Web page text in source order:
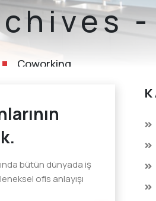
Coworking
bütün dünyada iş
ofis anlayışı